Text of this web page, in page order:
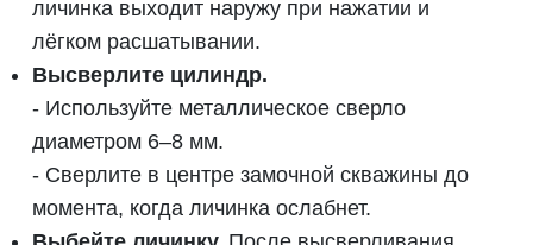
личинка выходит наружу при нажатии и
лёгком расшатывании.
Высверлите цилиндр.
- Используйте металлическое сверло
диаметром 6–8 мм.
- Сверлите в центре замочной скважины до
момента, когда личинка ослабнет.